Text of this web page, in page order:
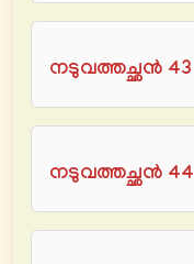
നടുവത്തച്ഛൻ 43
നടുവത്തച്ഛൻ 44